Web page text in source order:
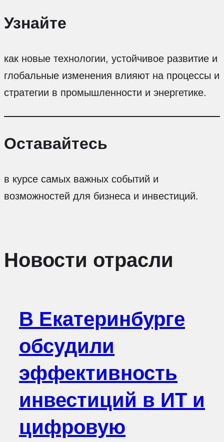
Узнайте
как новые технологии, устойчивое развитие и
глобальные изменения влияют на процессы и
стратегии в промышленности и энергетике.
Оставайтесь
в курсе самых важных событий и
возможностей для бизнеса и инвестиций.
Новости отрасли
В Екатеринбурге
обсудили
эффективность
инвестиций в ИТ и
цифровую